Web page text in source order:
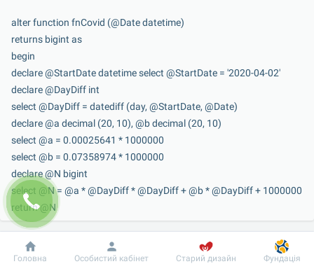
alter function fnCovid (@Date datetime)
returns bigint as
begin
declare @StartDate datetime select @StartDate = '2020-04-02'
declare @DayDiff int
select @DayDiff = datediff (day, @StartDate, @Date)
declare @a decimal (20, 10), @b decimal (20, 10)
select @a = 0.00025641 * 1000000
select @b = 0.07358974 * 1000000
declare @N bigint
select @N = @a * @DayDiff * @DayDiff + @b * @DayDiff + 1000000
return @N
end
creation date : 2020-04-28 00:16
Добробут Інформація Пацієнту
Головна Особистий кабінет Старий дизайн Фундація